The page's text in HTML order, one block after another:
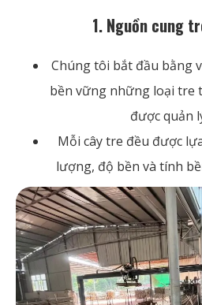
1. Nguồn cung
Chúng tôi bắt đầu bằng
bền vững những loại tre
được quản
Mỗi cây tre đều được
lượng, độ bền và tính